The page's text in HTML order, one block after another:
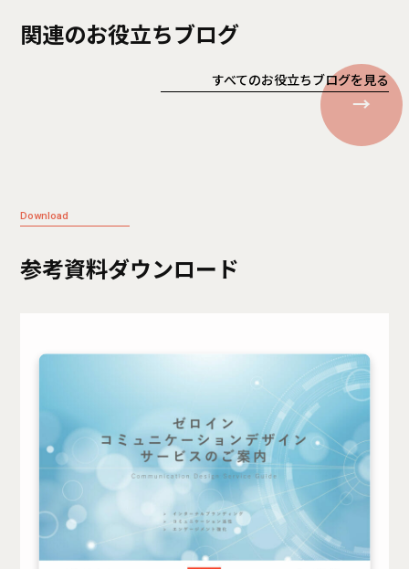
関連のお役立ちブログ
すべてのお役立ちブログを見る
Download
参考資料ダウンロード